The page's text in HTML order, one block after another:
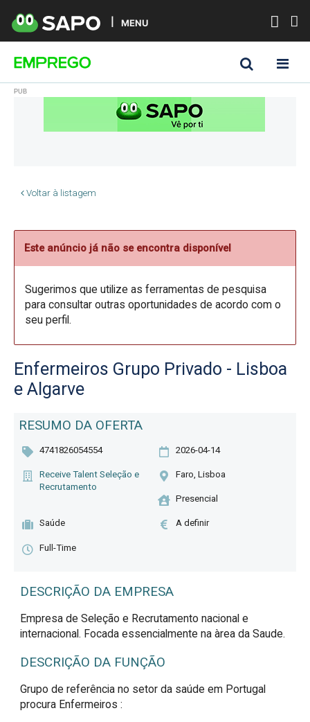
MENU
Voltar à listagem
Este anúncio já não se encontra disponível
Sugerimos que utilize as ferramentas de pesquisa
para consultar outras oportunidades de acordo com o
seu perfil.
Enfermeiros Grupo Privado - Lisboa
e Algarve
RESUMO DA OFERTA
4741826054554 2026-04-14
Receive Talent Seleção e
Recrutamento
Faro, Lisboa
Presencial
Saúde A definir
Full-Time
DESCRIÇÃO DA EMPRESA
Empresa de Seleção e Recrutamento nacional e
internacional. Focada essencialmente na àrea da Saude.
DESCRIÇÃO DA FUNÇÃO
Grupo de referência no setor da saúde em Portugal
procura Enfermeiros :